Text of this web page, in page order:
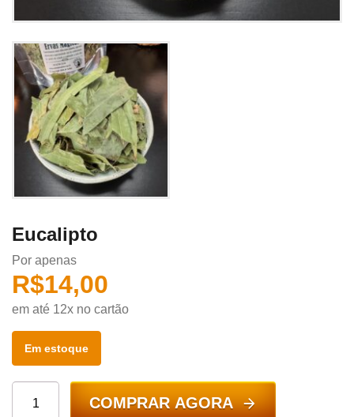
Eucalipto
Por apenas
R$14,00
em até 12x no cartão
Em estoque
COMPRAR AGORA